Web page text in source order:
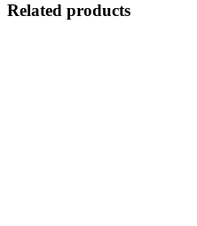
Related products